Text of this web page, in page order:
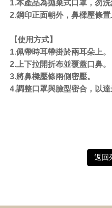
1.本產品為拋棄式口罩，勿洗
2.鋼印正面朝外，鼻樑壓條置
【使用方式】
1.佩帶時耳帶掛於兩耳朵上。
2.上下拉開折布並覆蓋口鼻。
3.將鼻樑壓條兩側密壓。
4.調整口罩與臉型密合，以
返回